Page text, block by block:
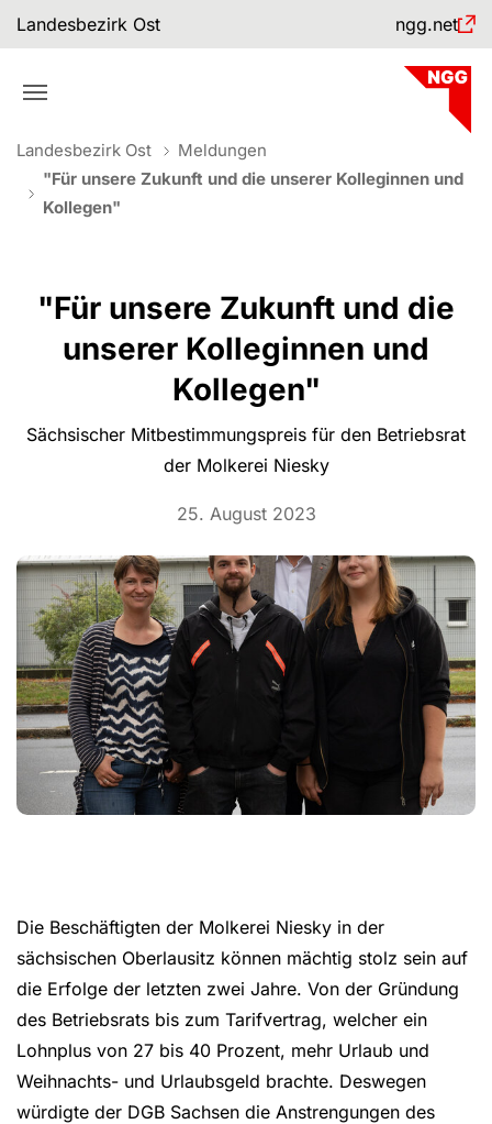
Skip to main navigation
Skip to main content
Skip to page footer
Landesbezirk Ost ngg.net
You are here:
Landesbezirk Ost
Meldungen
"Für unsere Zukunft und die unserer Kolleginnen und
Kollegen"
"Für unsere Zukunft und die
unserer Kolleginnen und
Kollegen"
Sächsischer Mitbestimmungspreis für den Betriebsrat
der Molkerei Niesky
25. August 2023
Die Beschäftigten der Molkerei Niesky in der
sächsischen Oberlausitz können mächtig stolz sein auf
die Erfolge der letzten zwei Jahre. Von der Gründung
des Betriebsrats bis zum Tarifvertrag, welcher ein
Lohnplus von 27 bis 40 Prozent, mehr Urlaub und
Weihnachts- und Urlaubsgeld brachte. Deswegen
würdigte der DGB Sachsen die Anstrengungen des